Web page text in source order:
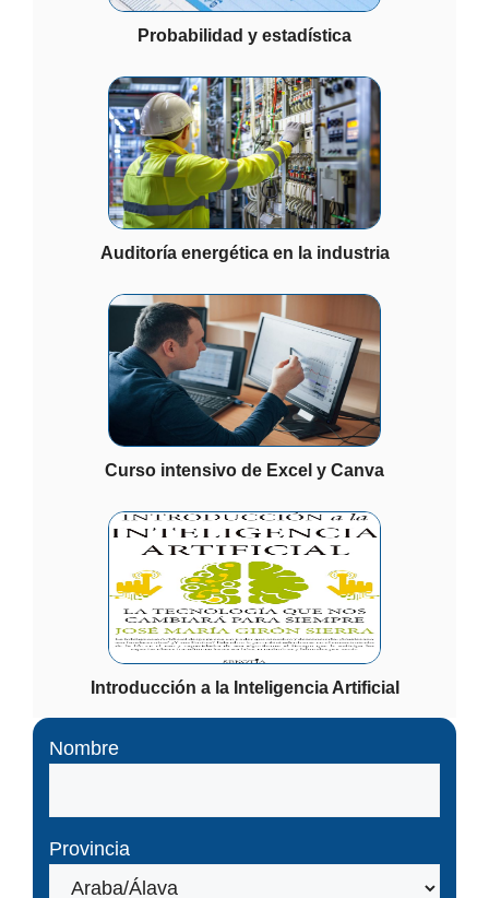
Probabilidad y estadística
Auditoría energética en la industria
Curso intensivo de Excel y Canva
Introducción a la Inteligencia Artificial
Nombre
Provincia